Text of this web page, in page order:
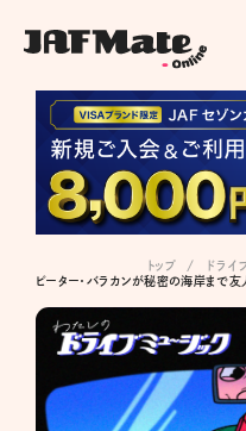
トップ ドライ